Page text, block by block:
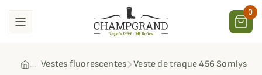
0
Vestes fluorescentes Veste de traque 456 Somlys